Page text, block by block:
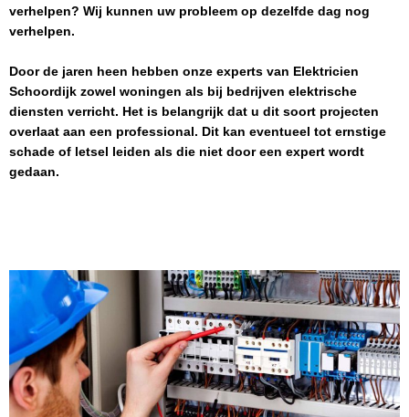
verhelpen? Wij kunnen uw probleem op dezelfde dag nog
verhelpen.
Door de jaren heen hebben onze experts van Elektricien
Schoordijk zowel woningen als bij bedrijven elektrische
diensten verricht. Het is belangrijk dat u dit soort projecten
overlaat aan een professional. Dit kan eventueel tot ernstige
schade of letsel leiden als die niet door een expert wordt
gedaan.